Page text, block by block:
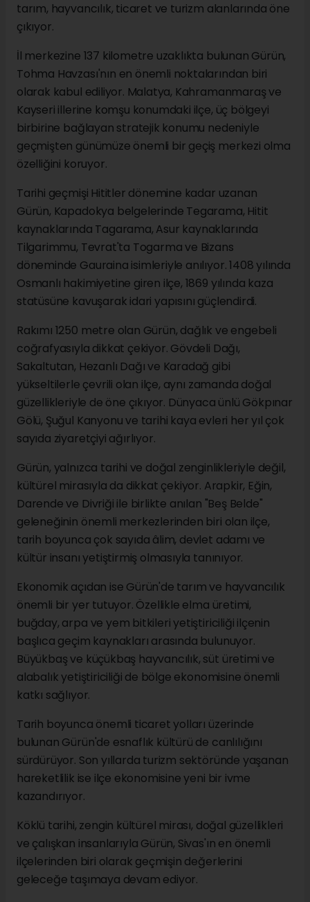
tarım, hayvancılık, ticaret ve turizm alanlarında öne
çıkıyor.
İl merkezine 137 kilometre uzaklıkta bulunan Gürün,
Tohma Havzası'nın en önemli noktalarından biri
olarak kabul ediliyor. Malatya, Kahramanmaraş ve
Kayseri illerine komşu konumdaki ilçe, üç bölgeyi
birbirine bağlayan stratejik konumu nedeniyle
geçmişten günümüze önemli bir geçiş merkezi olma
özelliğini koruyor.
Tarihi geçmişi Hititler dönemine kadar uzanan
Gürün, Kapadokya belgelerinde Tegarama, Hitit
kaynaklarında Tagarama, Asur kaynaklarında
Tilgarimmu, Tevrat'ta Togarma ve Bizans
döneminde Gauraina isimleriyle anılıyor. 1408 yılında
Osmanlı hakimiyetine giren ilçe, 1869 yılında kaza
statüsüne kavuşarak idari yapısını güçlendirdi.
Rakımı 1250 metre olan Gürün, dağlık ve engebeli
coğrafyasıyla dikkat çekiyor. Gövdeli Dağı,
Sakaltutan, Hezanlı Dağı ve Karadağ gibi
yükseltilerle çevrili olan ilçe, aynı zamanda doğal
güzellikleriyle de öne çıkıyor. Dünyaca ünlü Gökpınar
Gölü, Şuğul Kanyonu ve tarihi kaya evleri her yıl çok
sayıda ziyaretçiyi ağırlıyor.
Gürün, yalnızca tarihi ve doğal zenginlikleriyle değil,
kültürel mirasıyla da dikkat çekiyor. Arapkir, Eğin,
Darende ve Divriği ile birlikte anılan "Beş Belde"
geleneğinin önemli merkezlerinden biri olan ilçe,
tarih boyunca çok sayıda âlim, devlet adamı ve
kültür insanı yetiştirmiş olmasıyla tanınıyor.
Ekonomik açıdan ise Gürün'de tarım ve hayvancılık
önemli bir yer tutuyor. Özellikle elma üretimi,
buğday, arpa ve yem bitkileri yetiştiriciliği ilçenin
başlıca geçim kaynakları arasında bulunuyor.
Büyükbaş ve küçükbaş hayvancılık, süt üretimi ve
alabalık yetiştiriciliği de bölge ekonomisine önemli
katkı sağlıyor.
Tarih boyunca önemli ticaret yolları üzerinde
bulunan Gürün'de esnaflık kültürü de canlılığını
sürdürüyor. Son yıllarda turizm sektöründe yaşanan
hareketlilik ise ilçe ekonomisine yeni bir ivme
kazandırıyor.
Köklü tarihi, zengin kültürel mirası, doğal güzellikleri
ve çalışkan insanlarıyla Gürün, Sivas'ın en önemli
ilçelerinden biri olarak geçmişin değerlerini
geleceğe taşımaya devam ediyor.